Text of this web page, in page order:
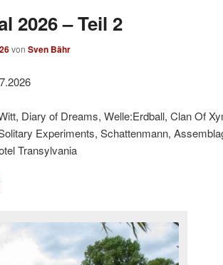
2026 – Teil 2
von Sven Bähr
Diary of Dreams, Welle:Erdball, Clan Of
Experiments, Schattenmann,
Transylvania